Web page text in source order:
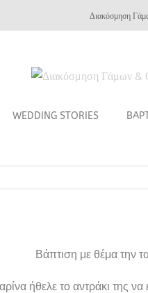
Διακόσμηση
WEDDING STORIES
Βάπτιση με θέμα την
ήθελε το αντράκι της να